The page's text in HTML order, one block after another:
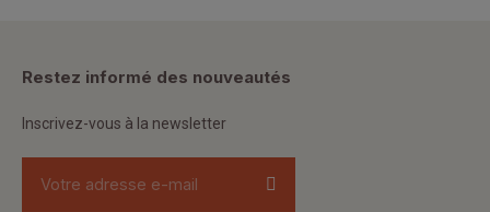
Restez informé des nouveautés
Inscrivez-vous à la newsletter